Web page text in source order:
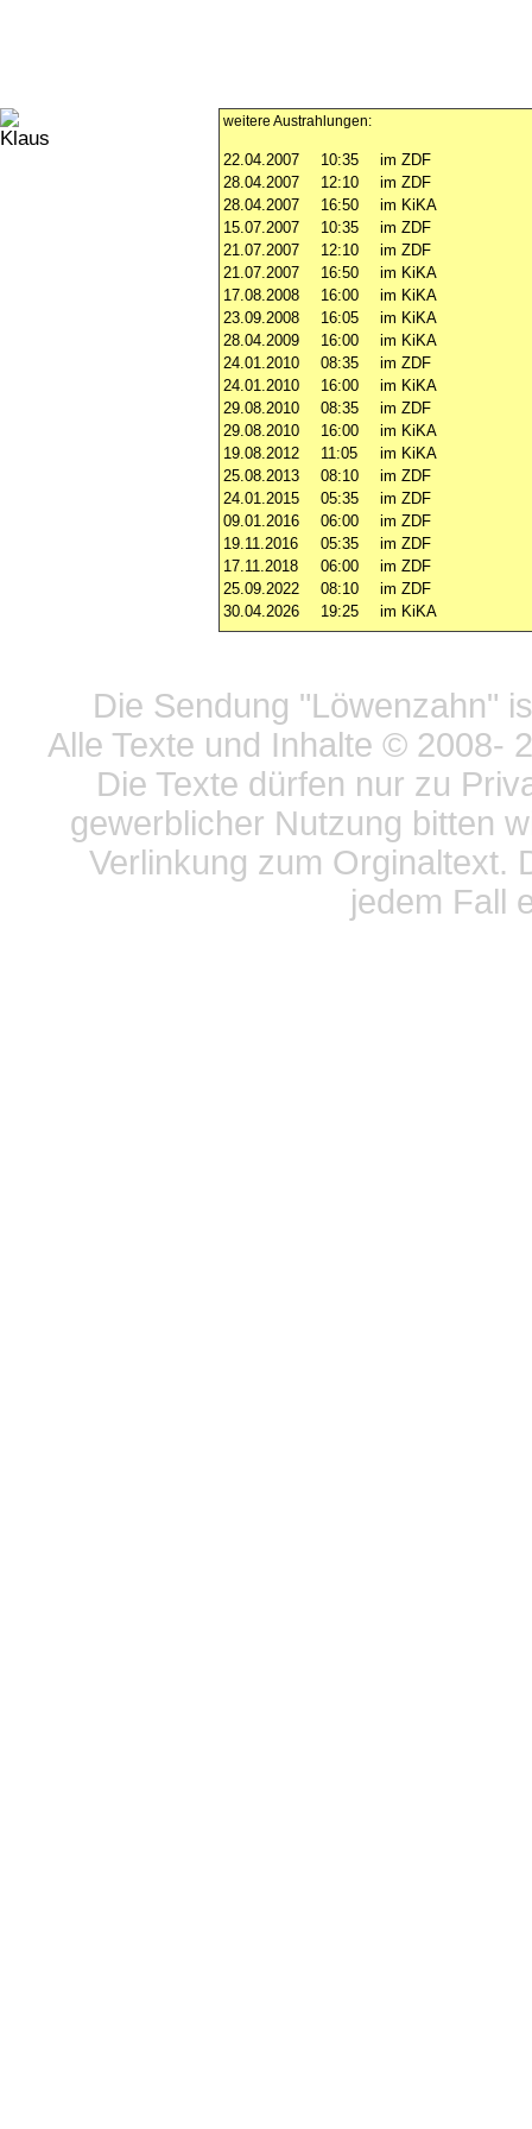
weitere Austrahlungen:
22.04.2007 10:35
im ZDF
28.04.2007
12:10
im ZDF
28.04.2007
16:50
im KiKA
15.07.2007
10:35
im ZDF
21.07.2007
12:10
im ZDF
21.07.2007
16:50
im KiKA
17.08.2008
16:00
im KiKA
23.09.2008
16:05
im KiKA
28.04.2009
16:00
im KiKA
24.01.2010
08:35
im ZDF
24.01.2010
16:00
im KiKA
29.08.2010
08:35
im ZDF
29.08.2010
16:00
im KiKA
19.08.2012
11:05
im KiKA
25.08.2013
08:10
im ZDF
24.01.2015
05:35
im ZDF
09.01.2016
06:00
im ZDF
19.11.2016
05:35
im ZDF
17.11.2018
06:00
im ZDF
25.09.2022
08:10
im ZDF
30.04.2026
19:25 im KiKA
Die Sendung "Löwenzahn"
Alle Texte und Inhalte © 2008-
Die Texte dürfen nur zu
gewerblicher Nutzung bitten
Verlinkung zum Orginaltext.
jedem Fall